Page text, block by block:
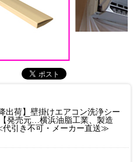
出荷】壁掛けエアコン洗浄シー
【発売元…横浜油脂工業、製造
引き不可・メーカー直送≫